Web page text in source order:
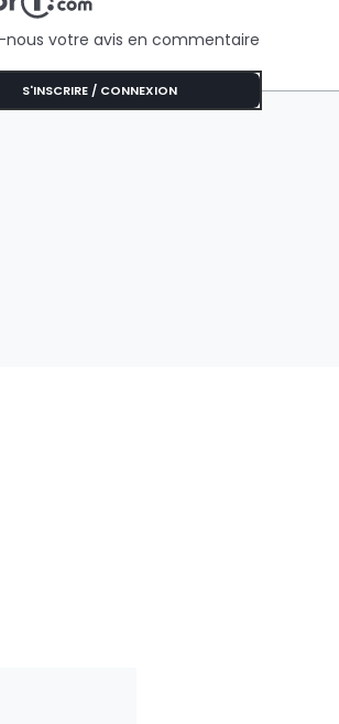
nous votre avis en commentaire
S'INSCRIRE / CONNEXION